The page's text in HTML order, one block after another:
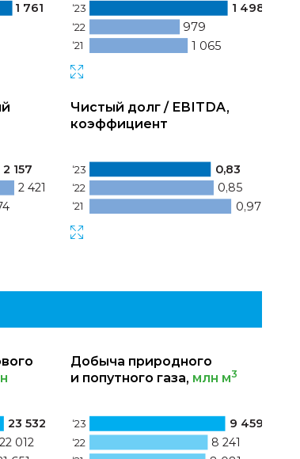
1 761
‘23
‘22
‘21
1 498
979
1 065
2 157
2 421
Чистый долг / EBITDA,
коэффициент
‘23
‘22
‘21
0,83
0,85
0,97
23 532
22 012
Добыча природного
и попутного газа, млн м3
‘23
‘22
9 459
8 241